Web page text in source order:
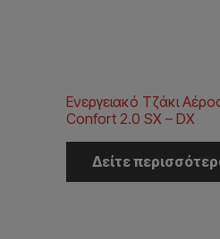
Ενεργειακό Τζάκι
Confort 2.0 SX – DX
Δείτε